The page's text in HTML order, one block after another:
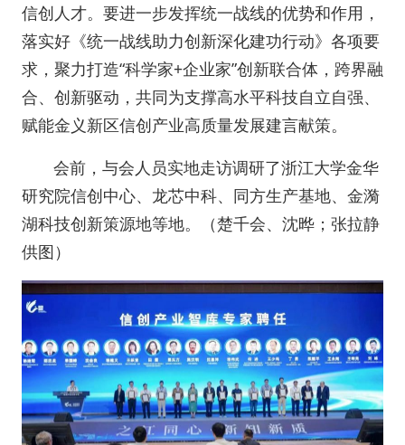
信创人才。要进一步发挥统一战线的优势和作用，
落实好《统一战线助力创新深化建功行动》各项要
求，聚力打造“科学家+企业家”创新联合体，跨界融
合、创新驱动，共同为支撑高水平科技自立自强、
赋能金义新区信创产业高质量发展建言献策。
会前，与会人员实地走访调研了浙江大学金华
研究院信创中心、龙芯中科、同方生产基地、金漪
湖科技创新策源地等地。（楚千会、沈晔；张拉静
供图）